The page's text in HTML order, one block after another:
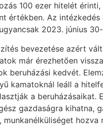
100 ezer hitelét
értékben. Az intézkedés
2023. június
bevezetése azért
már érezhetően
beruházási kedvét.
kamatoknál leáll a
a beruházásaikat.
gazdaságra kihatna,
munkanélküliséget hozva